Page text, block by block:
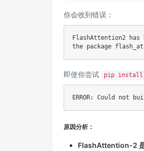
你会收到错误：
FlashAttention2
即使你尝试 pip install
原因分析：
FlashAttention-2 是